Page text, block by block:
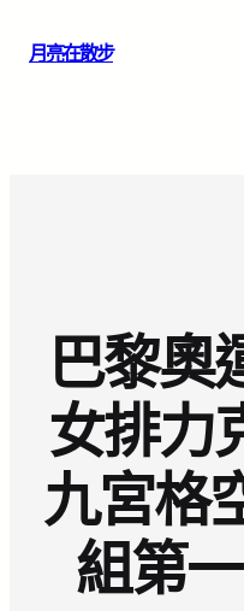
月亮在散步
巴黎奧
女排力
九宮格
組第